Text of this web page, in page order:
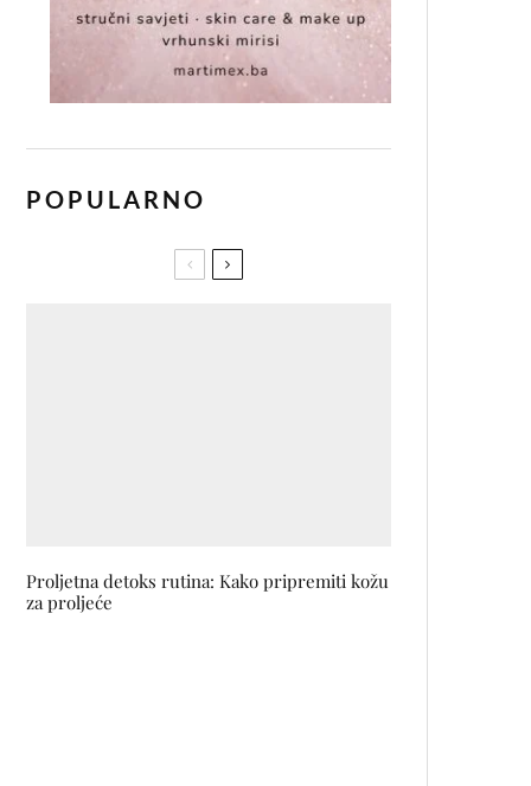
POPULARNO
Proljetna detoks rutina: Kako pripremiti kožu
za proljeće